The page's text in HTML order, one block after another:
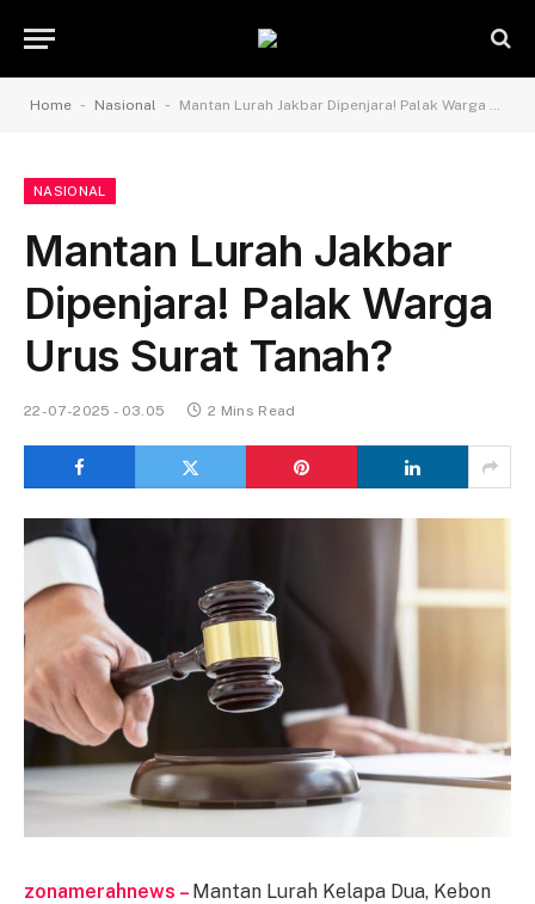
Home - Nasional - Mantan Lurah Jakbar Dipenjara! Palak Warga Urus Surat Tanah?
NASIONAL
Mantan Lurah Jakbar
Dipenjara! Palak Warga
Urus Surat Tanah?
22-07-2025 - 03.05 2 Mins Read
zonamerahnews – Mantan Lurah Kelapa Dua, Kebon